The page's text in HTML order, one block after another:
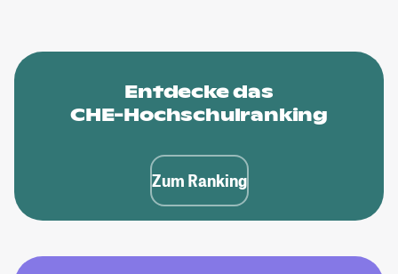
Entdecke das
CHE-Hochschulranking
Zum Ranking